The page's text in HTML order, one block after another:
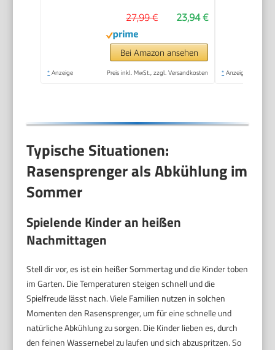
220 m², Sprengweite:
5-17 m, Sprengbreite:
9-13 m, schwarz
23,94 €
27,99 €
Bei Amazon ansehen
* Anzeige Preis inkl. MwSt., zzgl. Versandkosten * Anzeige
Typische Situationen:
Rasensprenger als Abkühlung im
Sommer
Spielende Kinder an heißen
Nachmittagen
Stell dir vor, es ist ein heißer Sommertag und die Kinder toben
im Garten. Die Temperaturen steigen schnell und die
Spielfreude lässt nach. Viele Familien nutzen in solchen
Momenten den Rasensprenger, um für eine schnelle und
natürliche Abkühlung zu sorgen. Die Kinder lieben es, durch
den feinen Wassernebel zu laufen und sich abzuspritzen. So